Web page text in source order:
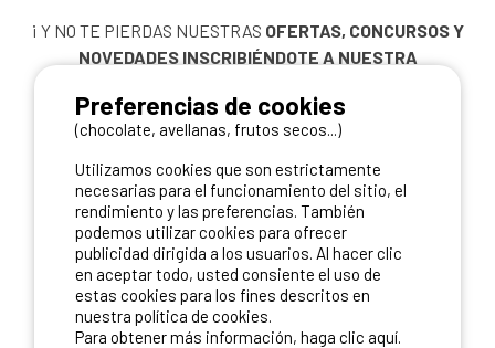
¡ Y NO TE PIERDAS NUESTRAS OFERTAS, CONCURSOS Y
NOVEDADES INSCRIBIÉNDOTE A NUESTRA
ME INSCRIBO
NUESTROS PARTNERS
Preferencias de cookies
(chocolate, avellanas, frutos secos...)
Utilizamos cookies que son estrictamente
necesarias para el funcionamiento del sitio, el
rendimiento y las preferencias. También
podemos utilizar cookies para ofrecer
publicidad dirigida a los usuarios. Al hacer clic
en aceptar todo, usted consiente el uso de
estas cookies para los fines descritos en
nuestra política de cookies.
Para obtener más información, haga clic aquí.